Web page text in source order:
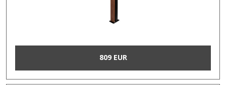
809 EUR